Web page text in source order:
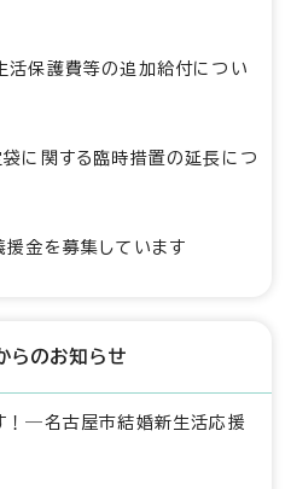
活保護費等の追加給付につい
袋に関する臨時措置の延長につ
金を募集しています
らのお知らせ
！―名古屋市結婚新生活応援